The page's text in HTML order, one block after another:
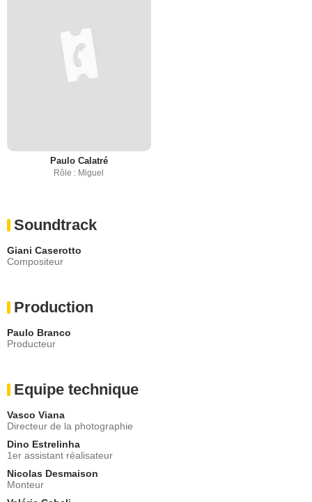
Paulo Calatré
Rôle : Miguel
Soundtrack
Giani Caserotto
Compositeur
Production
Paulo Branco
Producteur
Equipe technique
Vasco Viana
Directeur de la photographie
Dino Estrelinha
1er assistant réalisateur
Nicolas Desmaison
Monteur